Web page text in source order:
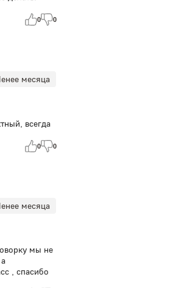
Винные шкафы
0 0
месяца
всегда
0 0
месяца
мы не
, спасибо